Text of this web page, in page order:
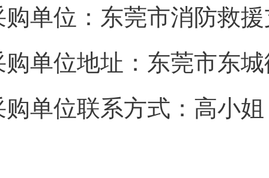
购单位：东莞市消防救
购单位地址：东莞市东
购单位联系方式：高小姐